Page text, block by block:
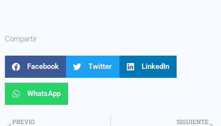
Compartir
Facebook Twitter LinkedIn
WhatsApp
PREVIO SIGUIENTE